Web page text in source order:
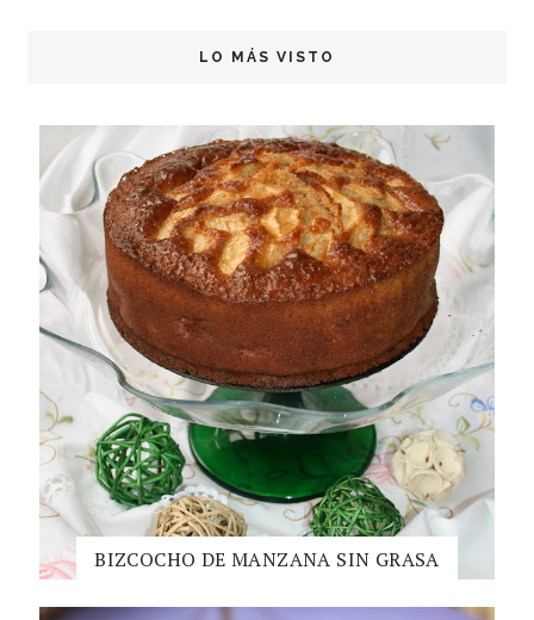
LO MÁS VISTO
BIZCOCHO DE MANZANA SIN GRASA